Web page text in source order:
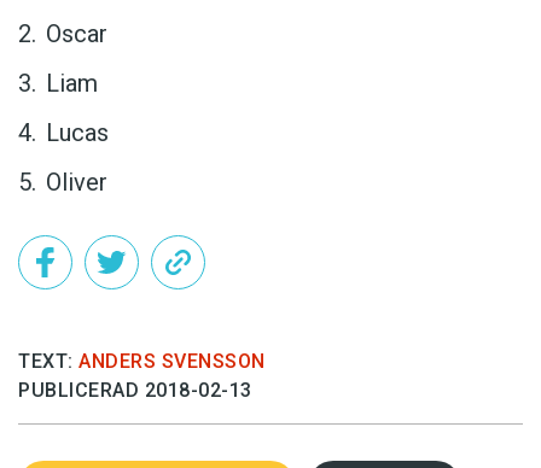
Oscar
Liam
Lucas
Oliver
TEXT: ANDERS SVENSSON
PUBLICERAD 2018-02-13